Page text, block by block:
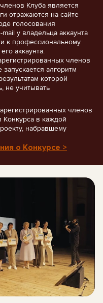
Клуба является
отражаются на сайте
голосования
у владельца аккаунта
к профессиональному
аккаунта.
членов
запускается алгоритм
которой
не учитывать
членов
Конкурса в каждой
набравшему
о Конкурсе >